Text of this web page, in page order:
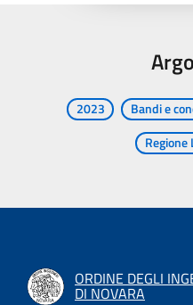
2023 Bandi e
ORDINE DEGLI
DI NOVARA